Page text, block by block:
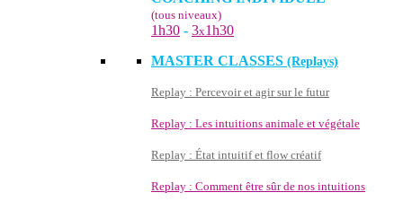
(tous niveaux)
1h30 - 3x1h30
MASTER CLASSES (Replays)
Replay : Percevoir et agir sur le futur
Replay : Les intuitions animale et végétale
Replay : État intuitif et flow créatif
Replay : Comment être sûr de nos intuitions